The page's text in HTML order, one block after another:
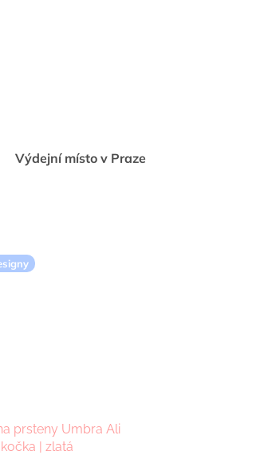
Výdejní místo v Praze
prsteny Umbra Ali
| zlatá